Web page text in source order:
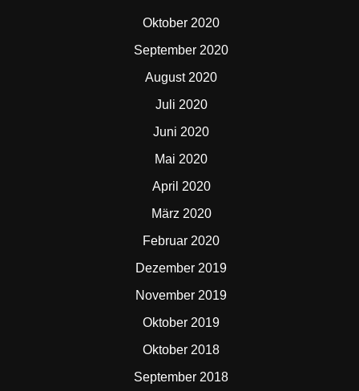
Oktober 2020
September 2020
August 2020
Juli 2020
Juni 2020
Mai 2020
April 2020
März 2020
Februar 2020
Dezember 2019
November 2019
Oktober 2019
Oktober 2018
September 2018